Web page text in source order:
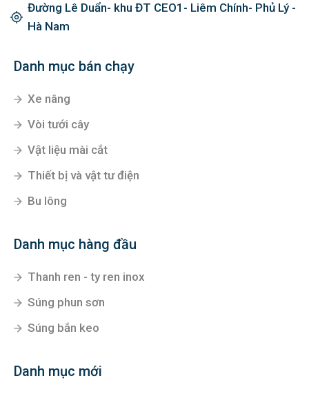
Đường Lê Duẩn- khu ĐT CEO1- Liêm Chính- Phủ Lý -
Hà Nam
Danh mục bán chạy
Xe nâng
Vòi tưới cây
Vật liệu mài cắt
Thiết bị và vật tư điện
Bu lông
Danh mục hàng đầu
Thanh ren - ty ren inox
Súng phun sơn
Súng bắn keo
Danh mục mới